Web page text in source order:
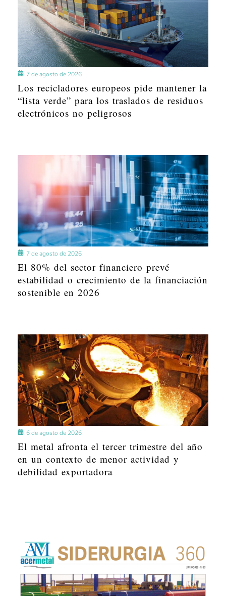
7 de agosto de 2026
Los recicladores europeos pide mantener la
“lista verde” para los traslados de residuos
electrónicos no peligrosos
7 de agosto de 2026
El 80% del sector financiero prevé
estabilidad o crecimiento de la financiación
sostenible en 2026
6 de agosto de 2026
El metal afronta el tercer trimestre del año
en un contexto de menor actividad y
debilidad exportadora